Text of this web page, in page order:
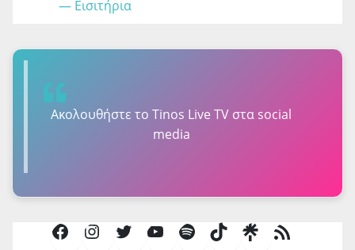
Ακολουθήστε τo Tinos Live TV στα social
media
FacebookInstagramTwitterYouTubeSpotifyTikTok
Τροφοδοσία